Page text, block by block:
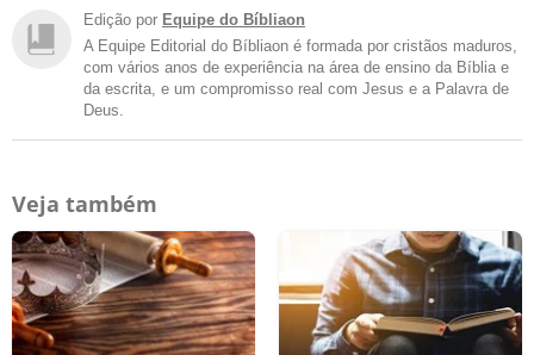
Edição por Equipe do Bíbliaon
A Equipe Editorial do Bíbliaon é formada por cristãos maduros,
com vários anos de experiência na área de ensino da Bíblia e
da escrita, e um compromisso real com Jesus e a Palavra de
Deus.
Veja também